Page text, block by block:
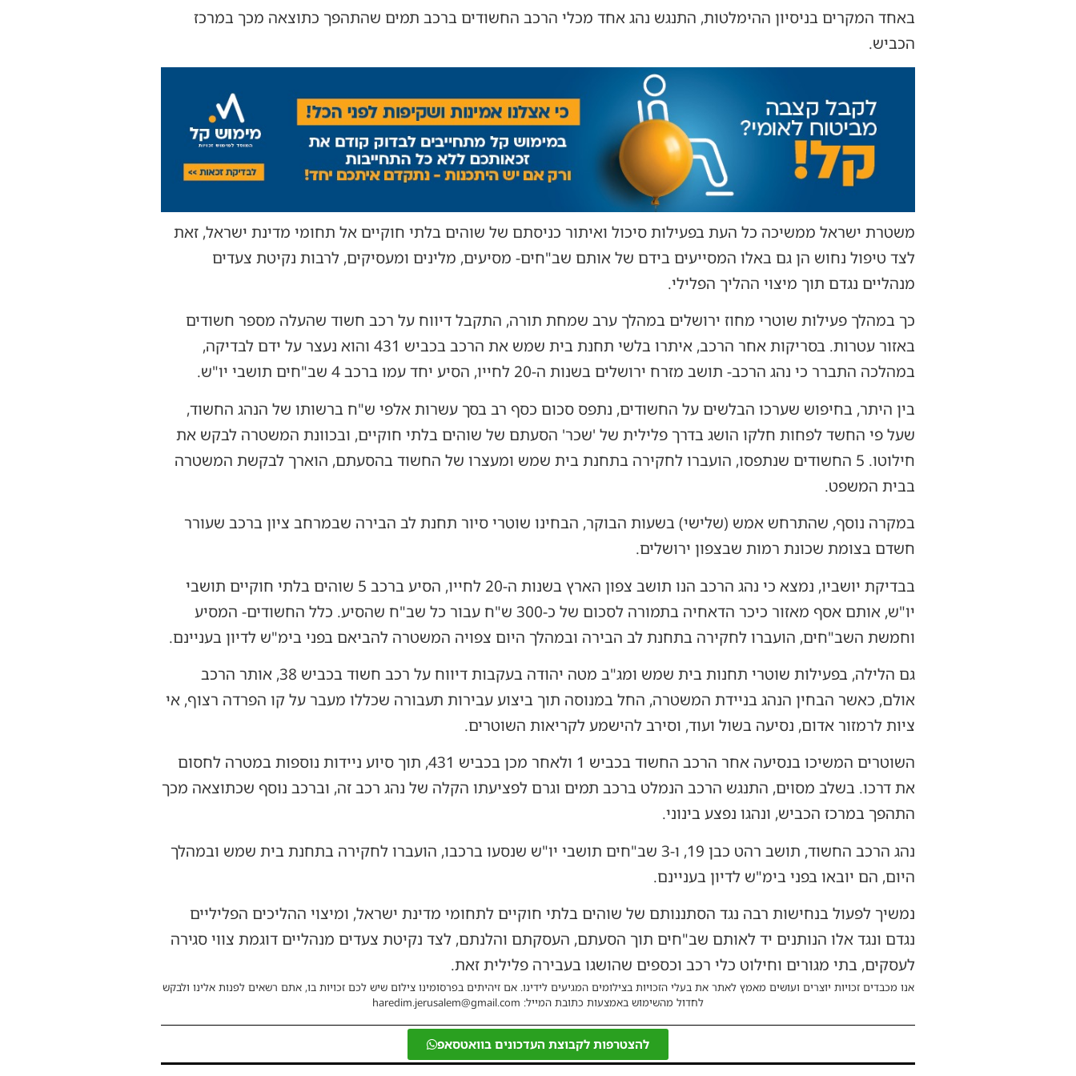
באחד המקרים בניסיון ההימלטות, התנגש נהג אחד מכלי הרכב החשודים ברכב תמים שהתהפך כתוצאה מכך במרכז
הכביש.
משטרת ישראל ממשיכה כל העת בפעילות סיכול ואיתור כניסתם של שוהים בלתי חוקיים אל תחומי מדינת ישראל, זאת
לצד טיפול נחוש הן גם באלו המסייעים בידם של אותם שב"חים- מסיעים, מלינים ומעסיקים, לרבות נקיטת צעדים
מנהליים נגדם תוך מיצוי ההליך הפלילי.
כך במהלך פעילות שוטרי מחוז ירושלים במהלך ערב שמחת תורה, התקבל דיווח על רכב חשוד שהעלה מספר חשודים
באזור עטרות. בסריקות אחר הרכב, איתרו בלשי תחנת בית שמש את הרכב בכביש 431 והוא נעצר על ידם לבדיקה,
במהלכה התברר כי נהג הרכב- תושב מזרח ירושלים בשנות ה-20 לחייו, הסיע יחד עמו ברכב 4 שב"חים תושבי יו"ש.
בין היתר, בחיפוש שערכו הבלשים על החשודים, נתפס סכום כסף רב בסך עשרות אלפי ש"ח ברשותו של הנהג החשוד,
שעל פי החשד לפחות חלקו הושג בדרך פלילית של 'שכר' הסעתם של שוהים בלתי חוקיים, ובכוונת המשטרה לבקש את
חילוטו. 5 החשודים שנתפסו, הועברו לחקירה בתחנת בית שמש ומעצרו של החשוד בהסעתם, הוארך לבקשת המשטרה
בבית המשפט.
במקרה נוסף, שהתרחש אמש (שלישי) בשעות הבוקר, הבחינו שוטרי סיור תחנת לב הבירה שבמרחב ציון ברכב שעורר
חשדם בצומת שכונת רמות שבצפון ירושלים.
בבדיקת יושביו, נמצא כי נהג הרכב הנו תושב צפון הארץ בשנות ה-20 לחייו, הסיע ברכב 5 שוהים בלתי חוקיים תושבי
יו"ש, אותם אסף מאזור כיכר הדאחיה בתמורה לסכום של כ-300 ש"ח עבור כל שב"ח שהסיע. כלל החשודים- המסיע
וחמשת השב"חים, הועברו לחקירה בתחנת לב הבירה ובמהלך היום צפויה המשטרה להביאם בפני בימ"ש לדיון בעניינם.
גם הלילה, בפעילות שוטרי תחנות בית שמש ומג"ב מטה יהודה בעקבות דיווח על רכב חשוד בכביש 38, אותר הרכב
אולם, כאשר הבחין הנהג בניידת המשטרה, החל במנוסה תוך ביצוע עבירות תעבורה שכללו מעבר על קו הפרדה רצוף, אי
ציות לרמזור אדום, נסיעה בשול ועוד, וסירב להישמע לקריאות השוטרים.
השוטרים המשיכו בנסיעה אחר הרכב החשוד בכביש 1 ולאחר מכן בכביש 431, תוך סיוע ניידות נוספות במטרה לחסום
את דרכו. בשלב מסוים, התנגש הרכב הנמלט ברכב תמים וגרם לפציעתו הקלה של נהג רכב זה, וברכב נוסף שכתוצאה מכך
התהפך במרכז הכביש, ונהגו נפצע בינוני.
נהג הרכב החשוד, תושב רהט כבן 19, ו-3 שב"חים תושבי יו"ש שנסעו ברכבו, הועברו לחקירה בתחנת בית שמש ובמהלך
היום, הם יובאו בפני בימ"ש לדיון בעניינם.
נמשיך לפעול בנחישות רבה נגד הסתננותם של שוהים בלתי חוקיים לתחומי מדינת ישראל, ומיצוי ההליכים הפליליים
נגדם ונגד אלו הנותנים יד לאותם שב"חים תוך הסעתם, העסקתם והלנתם, לצד נקיטת צעדים מנהליים דוגמת צווי סגירה
לעסקים, בתי מגורים וחילוט כלי רכב וכספים שהושגו בעבירה פלילית זאת.
אנו מכבדים זכויות יוצרים ועושים מאמץ לאתר את בעלי הזכויות בצילומים המגיעים לידינו. אם זיהיתים בפרסומינו צילום שיש לכם זכויות בו, אתם רשאים לפנות אלינו ולבקש
לחדול מהשימוש באמצעות כתובת המייל: haredim.jerusalem@gmail.com
להצטרפות לקבוצת העדכונים בוואטסאפ